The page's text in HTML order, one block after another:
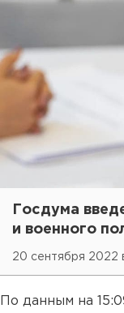
Госдума
и военного
20 сентября 2022
По данным на